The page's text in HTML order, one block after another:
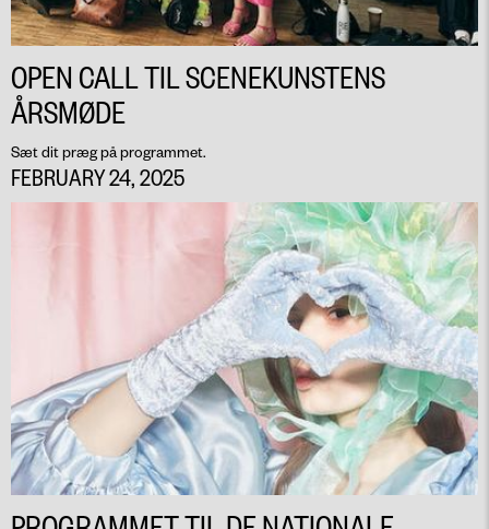
OPEN CALL TIL SCENEKUNSTENS
ÅRSMØDE
Sæt dit præg på programmet.
FEBRUARY 24, 2025